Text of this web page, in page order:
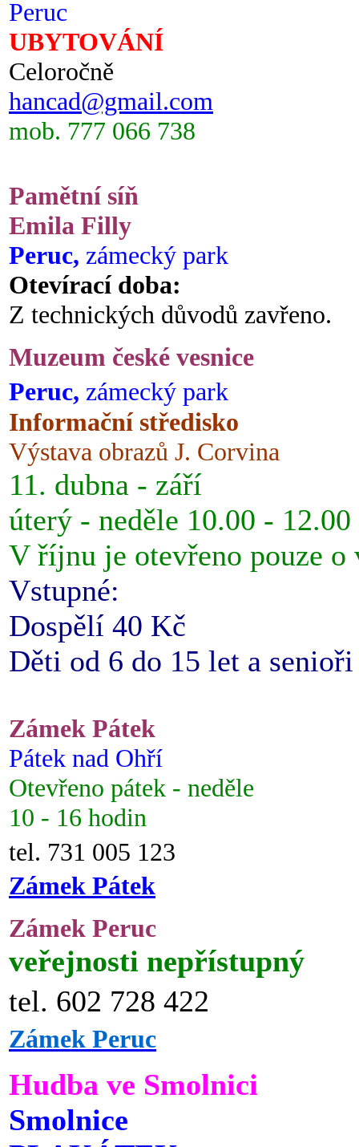
Peruc
UBYTOVÁNÍ
Celoročně
hancad@gmail.com
mob. 777 066 738
Pamětní síň
Emila Filly
Peruc, zámecký park
Otevírací doba:
Z technických důvodů zavřeno.
Muzeum české vesnice
Peruc, zámecký park
Informační středisko
Výstava obrazů J. Corvina
11. dubna - září
úterý - neděle 10.00 -
V říjnu je otevřeno pouze o
Vstupné:
Dospělí 40 Kč
Děti od 6 do 15 let a
Zámek Pátek
Pátek nad Ohří
Otevřeno pátek - neděle
10 - 16 hodin
tel. 731 005 123
Zámek Pátek
Zámek Peruc
veřejnosti nepřístupný
tel. 602 728 422
Zámek Peruc
Hudba ve Smolnici
Smolnice